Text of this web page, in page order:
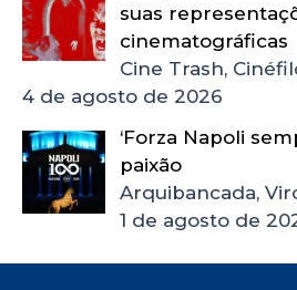
suas
cinematográficas
Cine Trash,
4 de agosto de 2026
‘Forza Napoli
paixão
Arquibancada,
1 de agosto de